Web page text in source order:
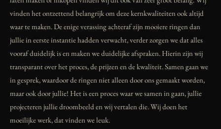
vinden het ontzettend belangrijk om deze kernkwaliteiten ook altijd
waar te maken. De enige verassing achteraf zijn mooiere ringen dan
jullie in eerste instantie hadden verwacht, verder zorgen we dat alles
vooraf duidelijk is en maken we duidelijke afspraken. Hierin zijn wij
transparant over het proces, de prijzen en de kwaliteit. Samen gaan we
in gesprek, waardoor de ringen niet alleen door ons gemaakt worden,
maar ook door jullie! Het is een proces waar we samen in gaan, jullie
projecteren jullie droombeeld en wij vertalen die. Wij doen het
moeilijke werk, dat vinden we leuk.